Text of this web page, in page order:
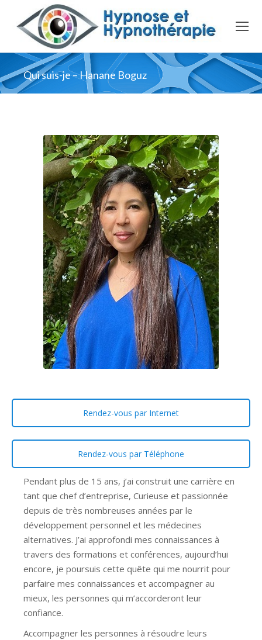
Qui suis-je – Hanane Boguz
Pendant plus de 15 ans, j’ai construit une carrière en
tant que chef d’entreprise, Curieuse et passionnée
depuis de très nombreuses années par le
développement personnel et les médecines
alternatives. J’ai approfondi mes connaissances à
travers des formations et conférences, aujourd’hui
encore, je poursuis cette quête qui me nourrit pour
parfaire mes connaissances et accompagner au
mieux, les personnes qui m’accorderont leur
confiance.
Accompagner les personnes à résoudre leurs
Rendez-vous par Internet
Rendez-vous par Téléphone